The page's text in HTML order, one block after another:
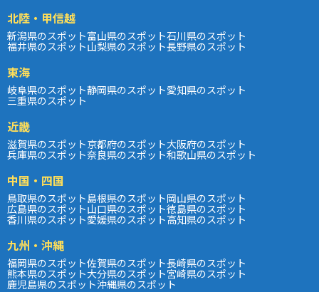
北陸・甲信越
新潟県のスポット富山県のスポット石川県のスポット
福井県のスポット山梨県のスポット長野県のスポット
東海
岐阜県のスポット静岡県のスポット愛知県のスポット
三重県のスポット
近畿
滋賀県のスポット京都府のスポット大阪府のスポット
兵庫県のスポット奈良県のスポット和歌山県のスポット
中国・四国
鳥取県のスポット島根県のスポット岡山県のスポット
広島県のスポット山口県のスポット徳島県のスポット
香川県のスポット愛媛県のスポット高知県のスポット
九州・沖縄
福岡県のスポット佐賀県のスポット長崎県のスポット
熊本県のスポット大分県のスポット宮崎県のスポット
鹿児島県のスポット沖縄県のスポット